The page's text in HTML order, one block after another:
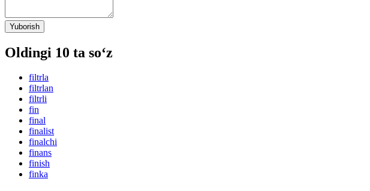
Yuborish
Oldingi 10 ta so‘z
filtrla
filtrlan
filtrli
fin
final
finalist
finalchi
finans
finish
finka